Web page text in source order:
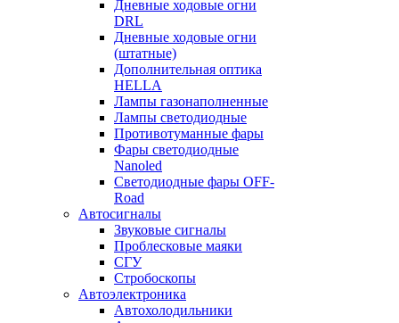
Дневные ходовые огни
DRL
Дневные ходовые огни
(штатные)
Дополнительная оптика
HELLA
Лампы газонаполненные
Лампы светодиодные
Противотуманные фары
Фары светодиодные
Nanoled
Светодиодные фары OFF-
Road
Автосигналы
Звуковые сигналы
Проблесковые маяки
СГУ
Стробоскопы
Автоэлектроника
Автохолодильники